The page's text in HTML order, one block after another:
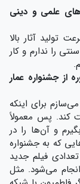
علمی و دینی
آثار بالا
را ندارم و کار
از جشنواره عمار
برای اینکه
کند. پس معمولاً
و آن‌ها را در
که به جشنواره
تعدادی فیلم جدید
می‌شود. مثل